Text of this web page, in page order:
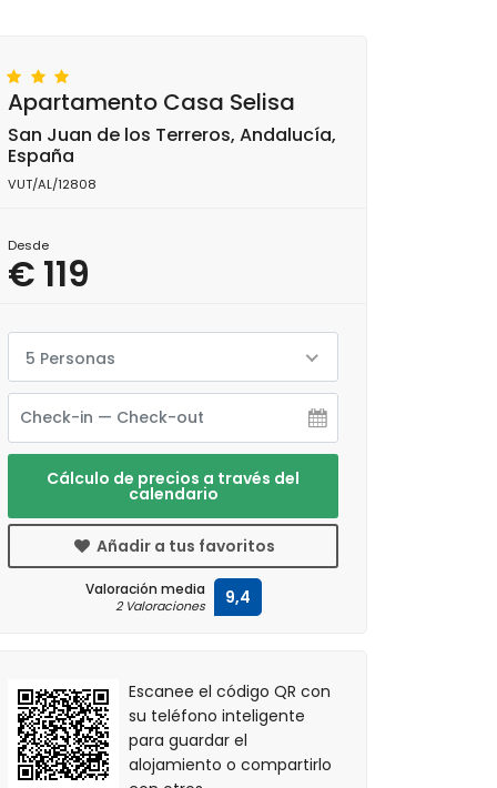
Apartamento Casa Selisa
San Juan de los Terreros, Andalucía,
España
VUT/AL/12808
Desde
€ 119
5 Personas
Cálculo de precios a través del
calendario
Añadir a tus favoritos
Valoración media
2 Valoraciones 9,4
Escanee el código QR con
su teléfono inteligente
para guardar el
alojamiento o compartirlo